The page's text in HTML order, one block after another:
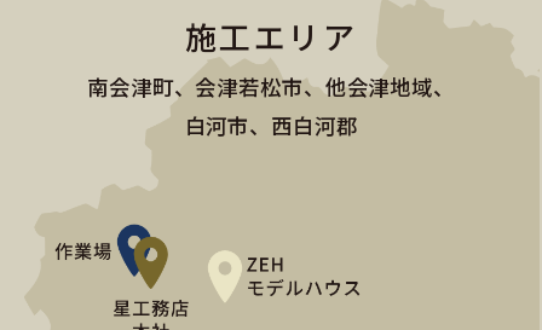
施工エリア
南会津町、会津若松市、他会津地域、
白河市、西白河郡